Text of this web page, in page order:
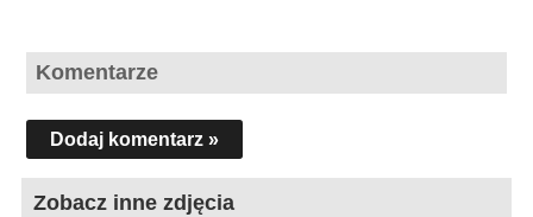
Komentarze
Dodaj komentarz »
Zobacz inne zdjęcia